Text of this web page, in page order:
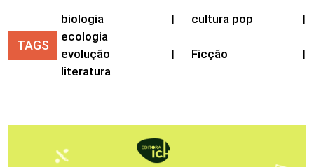
TAGS
biologia | cultura pop
|
ecologia
evolução
| Ficção
|
literatura